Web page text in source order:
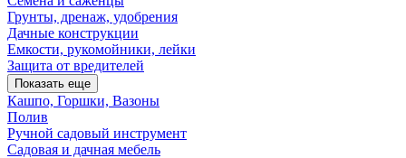
Грунты, дренаж, удобрения
Дачные конструкции
Емкости, рукомойники, лейки
Защита от вредителей
Показать еще
Кашпо, Горшки, Вазоны
Полив
Ручной садовый инструмент
Садовая и дачная мебель